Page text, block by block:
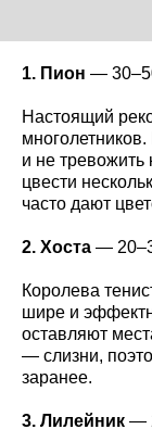
1. Пион —
Настоящий
и не тревожить
цвести
часто дают
2. Хоста —
Королева
шире и
оставляют
— слизни,
заранее.
3. Лилейник —